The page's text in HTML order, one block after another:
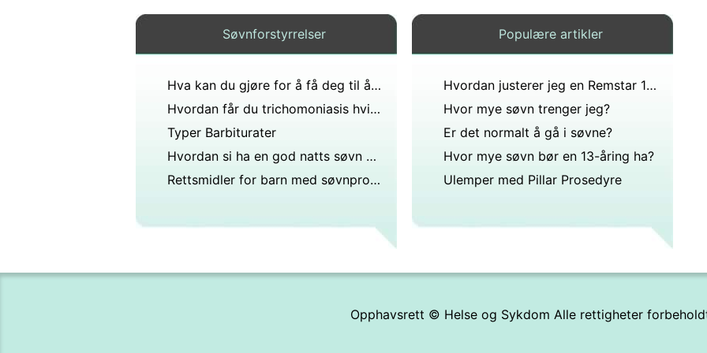
Søvnforstyrrelser
Hva kan du gjøre for å få deg til å sovne raskere?
Hvordan får du trichomoniasis hvis ingen av dem sover rundt?
Typer Barbiturater
Hvordan si ha en god natts søvn på fransk?
Rettsmidler for barn med søvnproblemer
Populære artikler
Hvordan justerer jeg en Remstar 1005960 CPAP
Hvor mye søvn trenger jeg?
Er det normalt å gå i søvne?
Hvor mye søvn bør en 13-åring ha?
Ulemper med Pillar Prosedyre
Opphavsrett © Helse og Sykdom Alle rettigheter